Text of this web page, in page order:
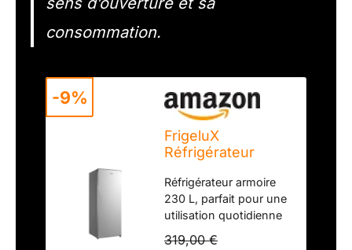
consommation.
FrigeluX
Réfrigérateur
RA235XE 230
litres
Réfrigérateur armoire
230 L, parfait pour une
utilisation quotidienne
319,00 €
-9%